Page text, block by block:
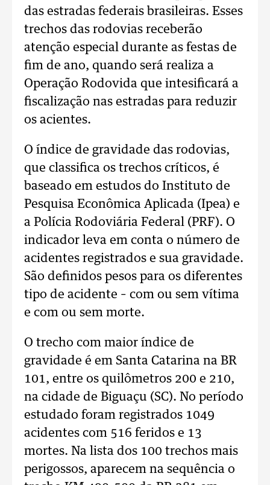
das estradas federais brasileiras. Esses
trechos das rodovias receberão
atenção especial durante as festas de
fim de ano, quando será realiza a
Operação Rodovida que intesificará a
fiscalização nas estradas para reduzir
os acientes.
O índice de gravidade das rodovias,
que classifica os trechos críticos, é
baseado em estudos do Instituto de
Pesquisa Econômica Aplicada (Ipea) e
a Polícia Rodoviária Federal (PRF). O
indicador leva em conta o número de
acidentes registrados e sua gravidade.
São definidos pesos para os diferentes
tipo de acidente – com ou sem vítima
e com ou sem morte.
O trecho com maior índice de
gravidade é em Santa Catarina na BR
101, entre os quilômetros 200 e 210,
na cidade de Biguaçu (SC). No período
estudado foram registrados 1049
acidentes com 516 feridos e 13
mortes. Na lista dos 100 trechos mais
perigossos, aparecem na sequência o